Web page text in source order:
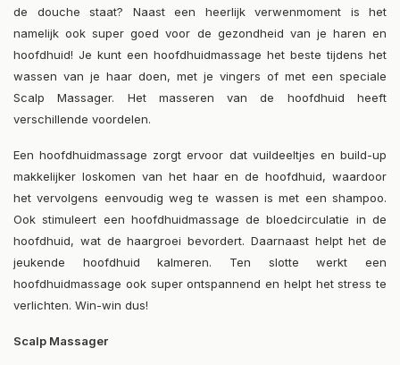
de douche staat? Naast een heerlijk verwenmoment is het
namelijk ook super goed voor de gezondheid van je haren en
hoofdhuid! Je kunt een hoofdhuidmassage het beste tijdens het
wassen van je haar doen, met je vingers of met een speciale
Scalp Massager. Het masseren van de hoofdhuid heeft
verschillende voordelen.
Een hoofdhuidmassage zorgt ervoor dat vuildeeltjes en build-up
makkelijker loskomen van het haar en de hoofdhuid, waardoor
het vervolgens eenvoudig weg te wassen is met een shampoo.
Ook stimuleert een hoofdhuidmassage de bloedcirculatie in de
hoofdhuid, wat de haargroei bevordert. Daarnaast helpt het de
jeukende hoofdhuid kalmeren. Ten slotte werkt een
hoofdhuidmassage ook super ontspannend en helpt het stress te
verlichten. Win-win dus!
Scalp Massager